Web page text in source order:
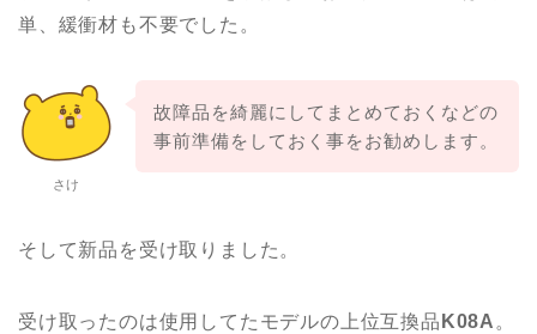
単、緩衝材も不要でした。
さけ
故障品を綺麗にしてまとめておくなどの
事前準備をしておく事をお勧めします。
そして新品を受け取りました。
受け取ったのは使用してたモデルの上位互換品 K08A 。